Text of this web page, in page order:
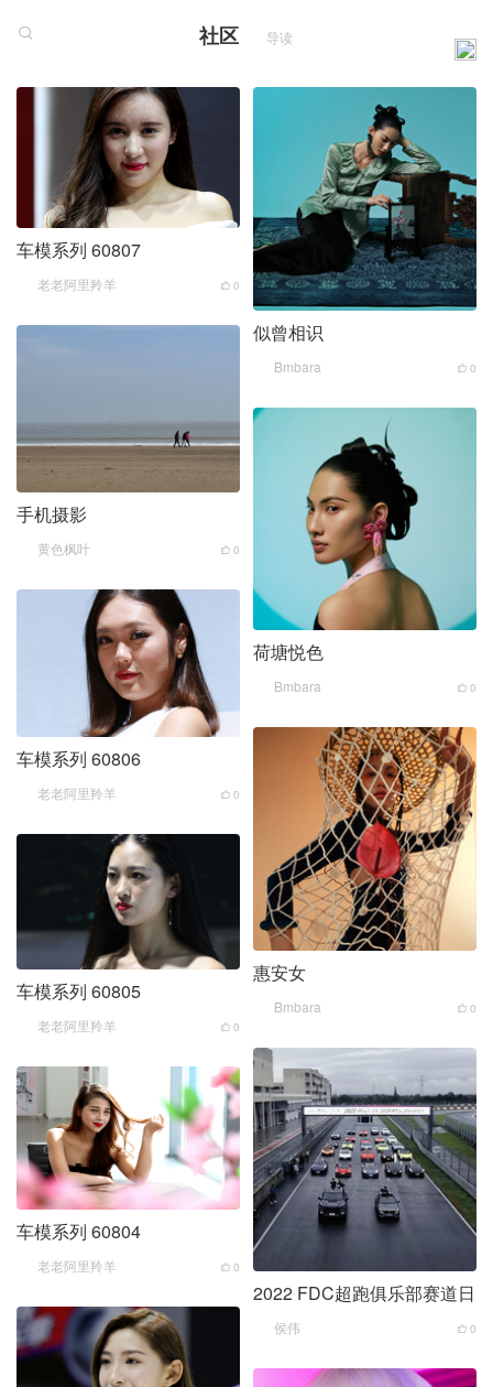
社区 导读
车模系列 60807
老老阿里羚羊 0
手机摄影
黄色枫叶 0
车模系列 60806
老老阿里羚羊 0
车模系列 60805
老老阿里羚羊 0
车模系列 60804
老老阿里羚羊 0
似曾相识
Bmbara 0
荷塘悦色
Bmbara 0
惠安女
Bmbara 0
2022 FDC超跑俱乐部赛道日
侯伟 0